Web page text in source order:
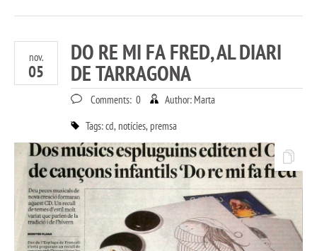
nov.
05
DO RE MI FA FRED, AL DIARI
DE TARRAGONA
Comments: 0 Author: Marta
Tags:cd, notícies, premsa